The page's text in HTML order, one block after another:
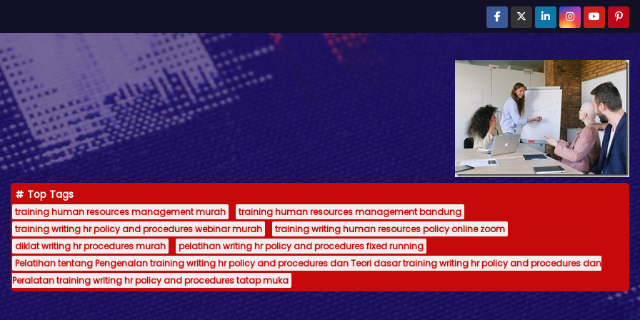
Top Tags
training human resources management murah
training human resources management bandung
training writing hr policy and procedures webinar murah
training writing human resources policy online zoom
diklat writing hr procedures murah
pelatihan writing hr policy and procedures fixed running
Pelatihan tentang Pengenalan training writing hr policy and procedures dan Teori dasar training writing hr policy and procedures dan
Peralatan training writing hr policy and procedures tatap muka